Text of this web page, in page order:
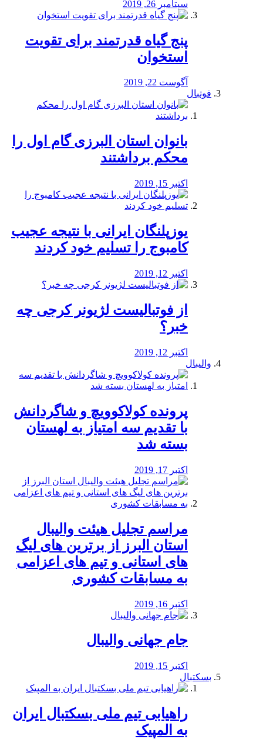
سپتامبر 26, 2019
پنج گیاه قدرتمند برای تقویت
استخوان
آگوست 22, 2019
فوتبال
بانوان استان البرزی گام اول را
محكم برداشتند
اکتبر 15, 2019
یوزپلنگان ایرانی با نتیجه عجیب
کامبوج را تسلیم خود کردند
اکتبر 12, 2019
از فوتبالیست لژیونر کرجی چه
خبر؟
اکتبر 12, 2019
والیبال
پرونده کولاکوویچ و شاگردانش
با تقدیم سه امتیاز به لهستان
بسته شد
اکتبر 17, 2019
مراسم تجلیل هیئت والیبال
استان البرز از برترین های لیگ
های استانی و تیم های اعزامی
به مسابقات کشوری
اکتبر 16, 2019
جام جهانی والیبال
اکتبر 15, 2019
بسکتبال
راهیابی تیم ملی بسکتبال ایران
به المپیک